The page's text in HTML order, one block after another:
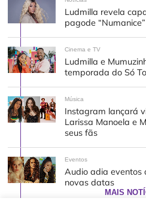
Ludmilla revela
pagode “Numanice”
Cinema e TV
Ludmilla e
temporada do Só
Música
Instagram lançará
Larissa Manoela e
seus fãs
Eventos
Audio adia eventos
novas datas
MAIS